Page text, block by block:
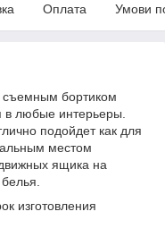
Оплата Умови
съемным бортиком
любые интерьеры.
подойдет как для
местом
ящика на
изготовления